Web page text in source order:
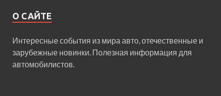
О САЙТЕ
Интересные события из мира авто, отечественные и
зарубежные новинки. Полезная информация для
автомобилистов.